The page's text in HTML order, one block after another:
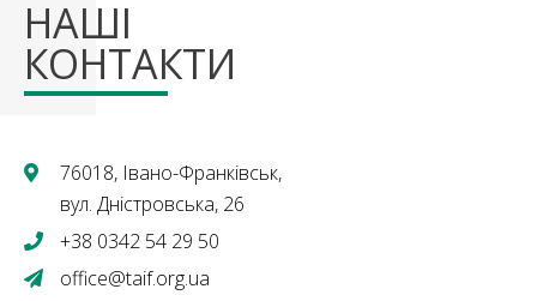
НАШІ
КОНТАКТИ
76018, Івано-Франківськ,
вул. Дністровська, 26
+38 0342 54 29 50
office@taif.org.ua